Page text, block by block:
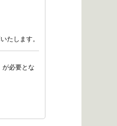
たします。
が必要とな